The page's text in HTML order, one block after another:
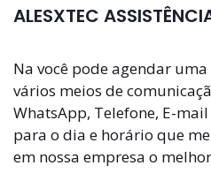
ALESXTEC
Na você pode agendar
vários meios de
WhatsApp, Telefone, E-
para o dia e horário que
em nossa empresa o